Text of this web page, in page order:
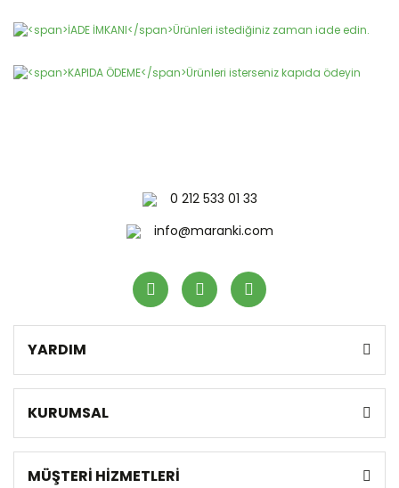
0 212 533 01 33
info@maranki.com
YARDIM
KURUMSAL
MÜŞTERİ HİZMETLERİ